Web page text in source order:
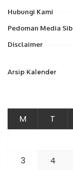
Hubungi Kami
Pedoman Media
Disclaimer
Arsip Kalender
M T
3
4